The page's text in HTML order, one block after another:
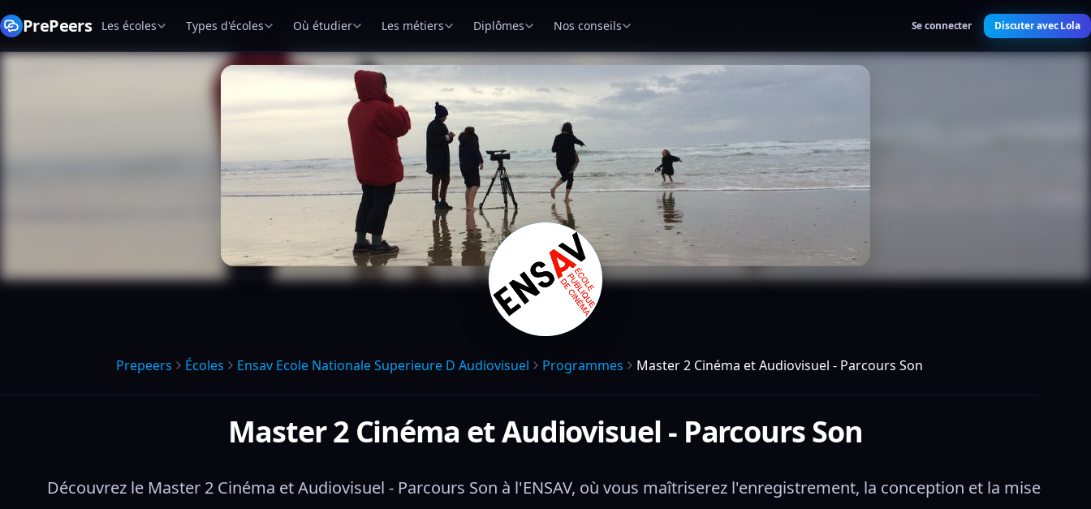
PrePeers Les écoles Types d'écoles Où étudier Les métiers Diplômes Nos conseils Se connecter Discuter avec Lola
Prepeers Écoles Ensav Ecole Nationale Superieure D Audiovisuel Programmes Master 2 Cinéma et Audiovisuel - Parcours Son
Master 2 Cinéma et Audiovisuel - Parcours Son
Découvrez le Master 2 Cinéma et Audiovisuel - Parcours Son à l'ENSAV, où vous maîtriserez l'enregistrement, la conception et la mise